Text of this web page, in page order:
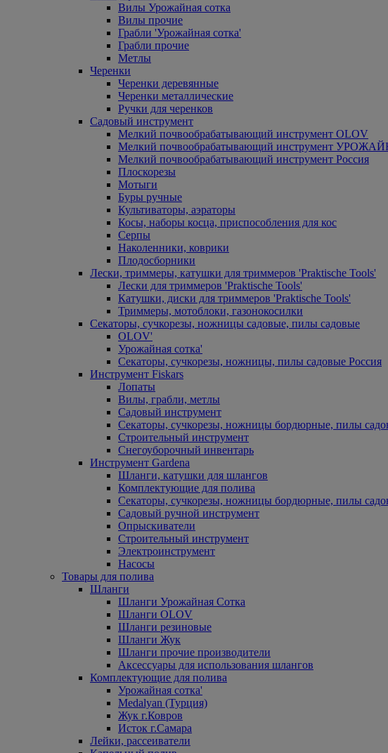
Вилы Урожайная сотка
Вилы прочие
Грабли 'Урожайная сотка'
Грабли прочие
Метлы
Черенки
Черенки деревянные
Черенки металлические
Ручки для черенков
Садовый инструмент
Мелкий почвообрабатывающий инструмент OLOV
Мелкий почвообрабатывающий инструмент
Мелкий почвообрабатывающий инструмент Россия
Плоскорезы
Мотыги
Буры ручные
Культиваторы, аэраторы
Косы, наборы косца, приспособления для кос
Серпы
Наколенники, коврики
Плодосборники
Лески, триммеры, катушки для триммеров 'Praktische Tools'
Лески для триммеров 'Praktische Tools'
Катушки, диски для триммеров 'Praktische Tools'
Триммеры, мотоблоки, газонокосилки
Секаторы, сучкорезы, ножницы садовые, пилы садовые
OLOV'
Урожайная сотка'
Секаторы, сучкорезы, ножницы, пилы садовые Россия
Инструмент Fiskars
Лопаты
Вилы, грабли, метлы
Садовый инструмент
Секаторы, сучкорезы, ножницы бордюрные, пилы
Строительный инструмент
Снегоуборочный инвентарь
Инструмент Gardena
Шланги, катушки для шлангов
Комплектующие для полива
Секаторы, сучкорезы, ножницы бордюрные, пилы
Садовый ручной инструмент
Опрыскиватели
Строительный инструмент
Электроинструмент
Насосы
Товары для полива
Шланги
Шланги Урожайная Сотка
Шланги OLOV
Шланги резиновые
Шланги Жук
Шланги прочие производители
Аксессуары для использования шлангов
Комплектующие для полива
Урожайная сотка'
Medalyan (Турция)
Жук г.Ковров
Исток г.Самара
Лейки, рассеиватели